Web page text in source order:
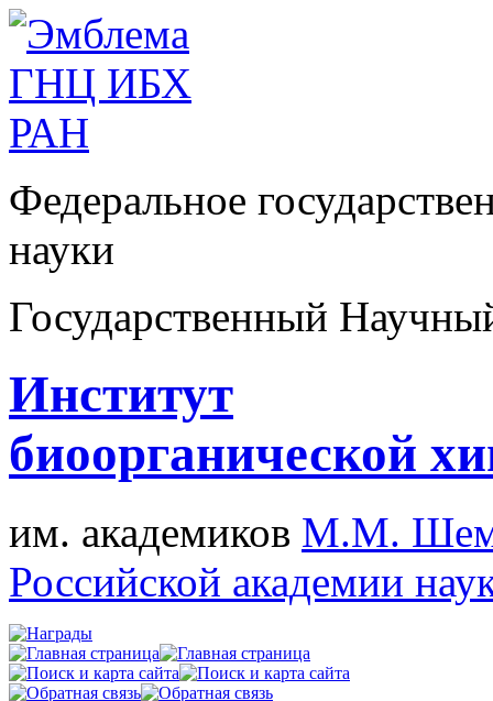
Федеральное
науки
Государственный
Институт
биоорганической
им. академиков М.М.
Российской академии